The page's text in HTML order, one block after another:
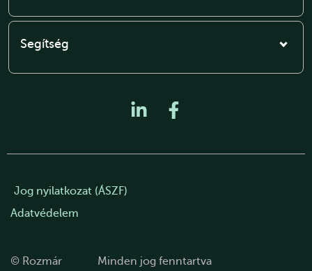
Segítség
© Rozmár Minden jog fenntartva
Jog nyilatkozat (ÁSZF)
Adatvédelem